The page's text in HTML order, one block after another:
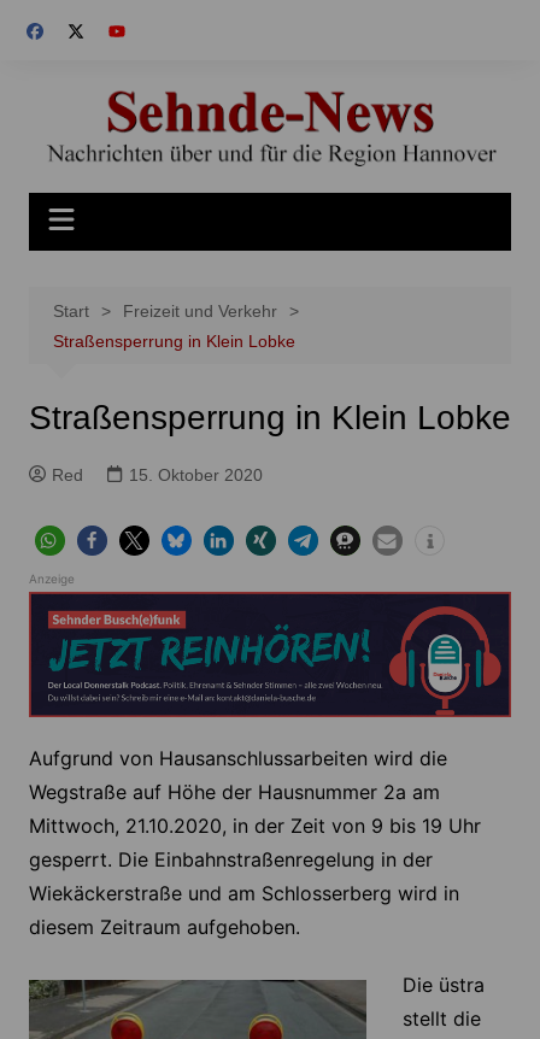
Inhalt
Start
Freizeit und Verkehr
Straßensperrung in Klein Lobke
Straßensperrung in Klein Lobke
Red 15. Oktober 2020
Anzeige
Aufgrund von Hausanschlussarbeiten wird die
Wegstraße auf Höhe der Hausnummer 2a am
Mittwoch, 21.10.2020, in der Zeit von 9 bis 19 Uhr
gesperrt. Die Einbahnstraßenregelung in der
Wiekäckerstraße und am Schlosserberg wird in
diesem Zeitraum aufgehoben.
Die üstra
stellt die